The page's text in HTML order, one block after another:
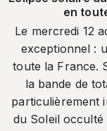
en
Le mercredi 12
exceptionnel :
toute la France.
la bande de
particulièrement
du Soleil